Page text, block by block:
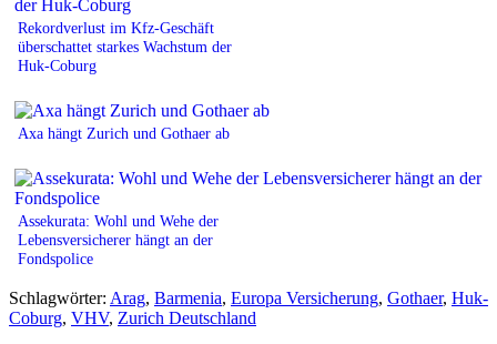
Rekordverlust im Kfz-Geschäft
überschattet starkes Wachstum der
Huk-Coburg
Axa hängt Zurich und Gothaer ab
Assekurata: Wohl und Wehe der
Lebensversicherer hängt an der
Fondspolice
Schlagwörter: Arag, Barmenia, Europa Versicherung, Gothaer, Huk-
Coburg, VHV, Zurich Deutschland